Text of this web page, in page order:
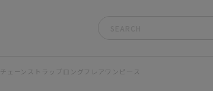
チェーンストラップロングフレアワンピ―ス